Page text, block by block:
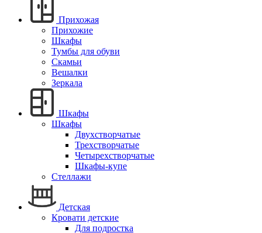
Прихожая
Прихожие
Шкафы
Тумбы для обуви
Скамьи
Вешалки
Зеркала
Шкафы
Шкафы
Двухстворчатые
Трехстворчатые
Четырехстворчатые
Шкафы-купе
Стеллажи
Детская
Кровати детские
Для подростка